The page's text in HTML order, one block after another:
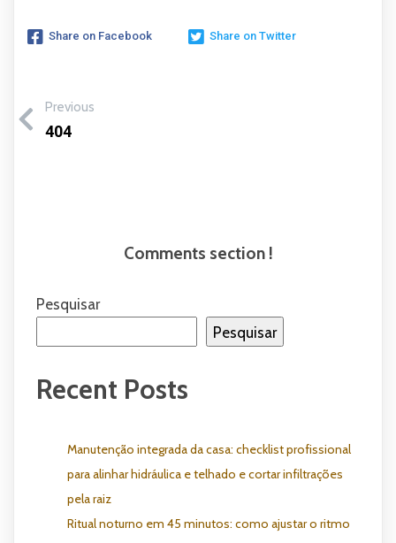
Share on Facebook Share on Twitter
Previous
404
Comments section !
Pesquisar
Pesquisar
Recent Posts
Manutenção integrada da casa: checklist profissional
para alinhar hidráulica e telhado e cortar infiltrações
pela raiz
Ritual noturno em 45 minutos: como ajustar o ritmo